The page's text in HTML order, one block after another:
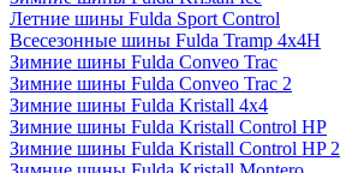
Летние шины Fulda Sport Control
Всесезонные шины Fulda Tramp 4x4H
Зимние шины Fulda Conveo Trac
Зимние шины Fulda Conveo Trac 2
Зимние шины Fulda Kristall 4x4
Зимние шины Fulda Kristall Control HP
Зимние шины Fulda Kristall Control HP 2